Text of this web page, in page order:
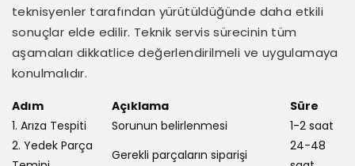
teknisyenler tarafından yürütüldüğünde daha etkili
sonuçlar elde edilir. Teknik servis sürecinin tüm
aşamaları dikkatlice değerlendirilmeli ve uygulamaya
konulmalıdır.
Adım Açıklama
Süre
1. Arıza Tespiti
Sorunun belirlenmesi
1-2 saat
2. Yedek Parça
Gerekli parçaların siparişi
24-48